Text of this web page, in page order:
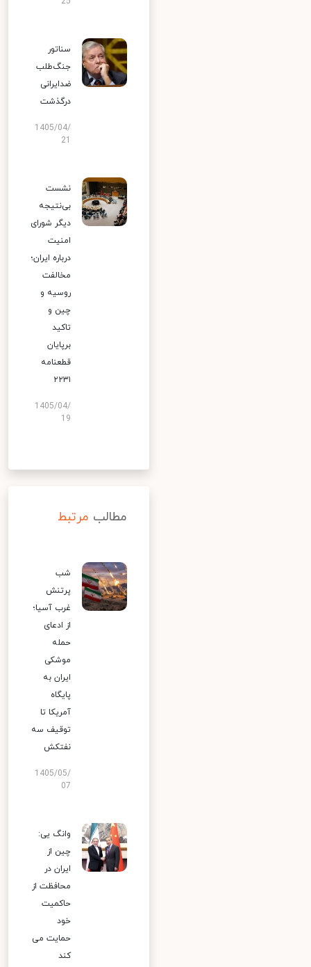
سناتور
جنگ‌طلب
ضدایرانی
درگذشت
1405/04/
نشست
بی‌نتیجه
دیگر شورای
امنیت
درباره ایران؛
مخالفت
روسیه و
چین و
تاکید
برپایان
قطعنامه
۲۲۳۱
1405/04/
19
مطالب مرتبط
شب
پرتنش
غرب آسیا؛
از ادعای
حمله
موشکی
ایران به
پایگاه
آمریکا تا
توقیف سه
نفتکش
1405/05/
07
وانگ یی:
چین از
ایران در
محافظت از
حاکمیت
خود
حمایت می
کند